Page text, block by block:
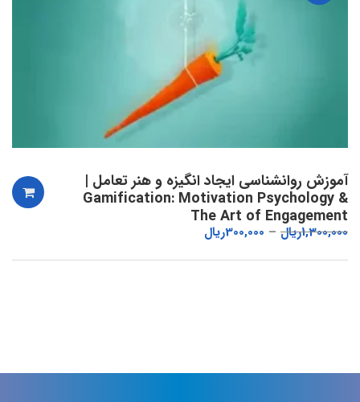
آموزش روانشناسی ایجاد انگیزه و هنر تعامل |
Gamification: Motivation Psychology &
The Art of Engagement
1,300,000ریال 300,000ریال